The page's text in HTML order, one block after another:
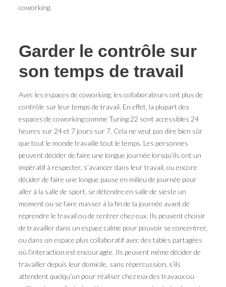
coworking.
Garder le contrôle sur
son temps de travail
Avec les espaces de coworking, les collaborateurs ont plus de
contrôle sur leur temps de travail. En effet, la plupart des
espaces de coworking comme Turing 22 sont accessibles 24
heures sur 24 et 7 jours sur 7. Cela ne veut pas dire bien sûr
que tout le monde travaille tout le temps. Les personnes
peuvent décider de faire une longue journée lorsqu’ils ont un
impératif à respecter, s’avancer dans leur travail, ou encore
décider de faire une longue pause en milieu de journée pour
aller à la salle de sport, se détendre en salle de sieste un
moment ou se faire masser à la fin de la journée avant de
reprendre le travail ou de rentrer chez eux. Ils peuvent choisir
de travailler dans un espace calme pour pouvoir se concentrer,
ou dans un espace plus collaboratif avec des tables partagées
où l’interaction est encouragée. Ils peuvent même décider de
travailler depuis leur domicile, sans répercussion, s’ils
attendent quelqu’un pour réaliser chez eux des travaux ou